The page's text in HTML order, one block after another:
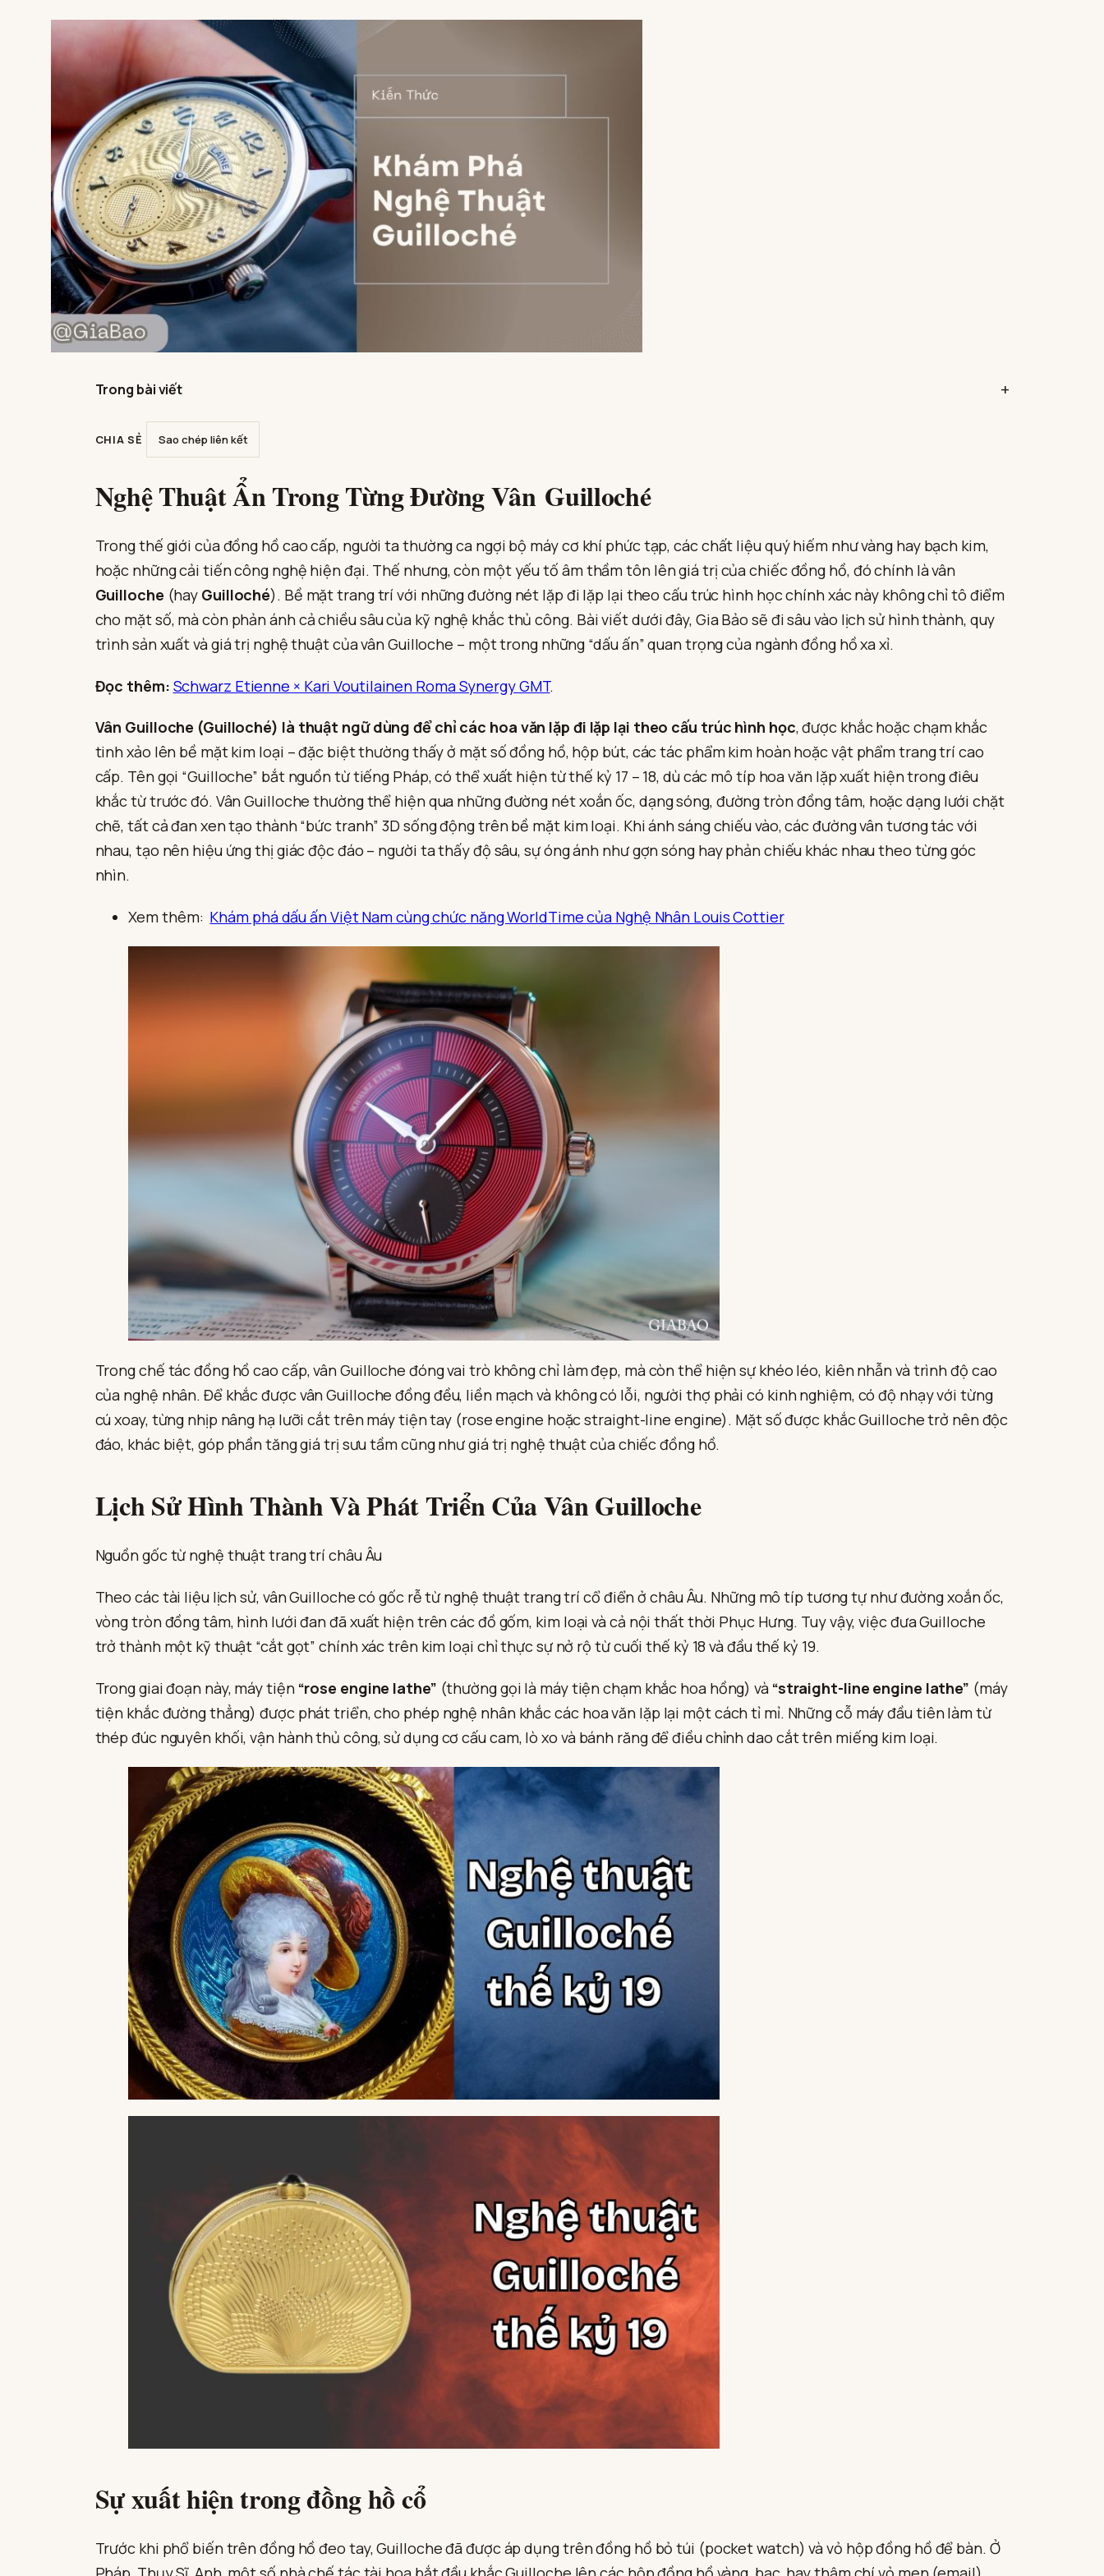
Trong bài viết
CHIA SẺ Sao chép liên kết
Nghệ Thuật Ẩn Trong Từng Đường Vân Guilloché
Trong thế giới của đồng hồ cao cấp, người ta thường ca ngợi bộ máy cơ khí phức tạp, các chất liệu quý hiếm như vàng hay bạch kim,
hoặc những cải tiến công nghệ hiện đại. Thế nhưng, còn một yếu tố âm thầm tôn lên giá trị của chiếc đồng hồ, đó chính là vân
Guilloche (hay Guilloché). Bề mặt trang trí với những đường nét lặp đi lặp lại theo cấu trúc hình học chính xác này không chỉ tô điểm
cho mặt số, mà còn phản ánh cả chiều sâu của kỹ nghệ khắc thủ công. Bài viết dưới đây, Gia Bảo sẽ đi sâu vào lịch sử hình thành, quy
trình sản xuất và giá trị nghệ thuật của vân Guilloche – một trong những “dấu ấn” quan trọng của ngành đồng hồ xa xỉ.
Đọc thêm: Schwarz Etienne × Kari Voutilainen Roma Synergy GMT.
Vân Guilloche (Guilloché) là thuật ngữ dùng để chỉ các hoa văn lặp đi lặp lại theo cấu trúc hình học, được khắc hoặc chạm khắc
tinh xảo lên bề mặt kim loại – đặc biệt thường thấy ở mặt số đồng hồ, hộp bút, các tác phẩm kim hoàn hoặc vật phẩm trang trí cao
cấp. Tên gọi “Guilloche” bắt nguồn từ tiếng Pháp, có thể xuất hiện từ thế kỷ 17 – 18, dù các mô típ hoa văn lặp xuất hiện trong điêu
khắc từ trước đó. Vân Guilloche thường thể hiện qua những đường nét xoắn ốc, dạng sóng, đường tròn đồng tâm, hoặc dạng lưới chặt
chẽ, tất cả đan xen tạo thành “bức tranh” 3D sống động trên bề mặt kim loại. Khi ánh sáng chiếu vào, các đường vân tương tác với
nhau, tạo nên hiệu ứng thị giác độc đáo – người ta thấy độ sâu, sự óng ánh như gợn sóng hay phản chiếu khác nhau theo từng góc
nhìn.
Xem thêm: Khám phá dấu ấn Việt Nam cùng chức năng WorldTime của Nghệ Nhân Louis Cottier
Trong chế tác đồng hồ cao cấp, vân Guilloche đóng vai trò không chỉ làm đẹp, mà còn thể hiện sự khéo léo, kiên nhẫn và trình độ cao
của nghệ nhân. Để khắc được vân Guilloche đồng đều, liền mạch và không có lỗi, người thợ phải có kinh nghiệm, có độ nhạy với từng
cú xoay, từng nhịp nâng hạ lưỡi cắt trên máy tiện tay (rose engine hoặc straight-line engine). Mặt số được khắc Guilloche trở nên độc
đáo, khác biệt, góp phần tăng giá trị sưu tầm cũng như giá trị nghệ thuật của chiếc đồng hồ.
Lịch Sử Hình Thành Và Phát Triển Của Vân Guilloche
Nguồn gốc từ nghệ thuật trang trí châu Âu
Theo các tài liệu lịch sử, vân Guilloche có gốc rễ từ nghệ thuật trang trí cổ điển ở châu Âu. Những mô típ tương tự như đường xoắn ốc,
vòng tròn đồng tâm, hình lưới đan đã xuất hiện trên các đồ gốm, kim loại và cả nội thất thời Phục Hưng. Tuy vậy, việc đưa Guilloche
trở thành một kỹ thuật “cắt gọt” chính xác trên kim loại chỉ thực sự nở rộ từ cuối thế kỷ 18 và đầu thế kỷ 19.
Trong giai đoạn này, máy tiện “rose engine lathe” (thường gọi là máy tiện chạm khắc hoa hồng) và “straight-line engine lathe” (máy
tiện khắc đường thẳng) được phát triển, cho phép nghệ nhân khắc các hoa văn lặp lại một cách tỉ mỉ. Những cỗ máy đầu tiên làm từ
thép đúc nguyên khối, vận hành thủ công, sử dụng cơ cấu cam, lò xo và bánh răng để điều chỉnh dao cắt trên miếng kim loại.
Sự xuất hiện trong đồng hồ cổ
Trước khi phổ biến trên đồng hồ đeo tay, Guilloche đã được áp dụng trên đồng hồ bỏ túi (pocket watch) và vỏ hộp đồng hồ để bàn. Ở